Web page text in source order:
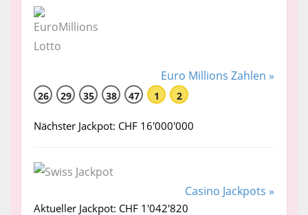
Euro Millions Zahlen »
26 29 35 38 47 1 2
Nächster Jackpot: CHF 16'000'000
Casino Jackpots »
Aktueller Jackpot: CHF 1'042'820